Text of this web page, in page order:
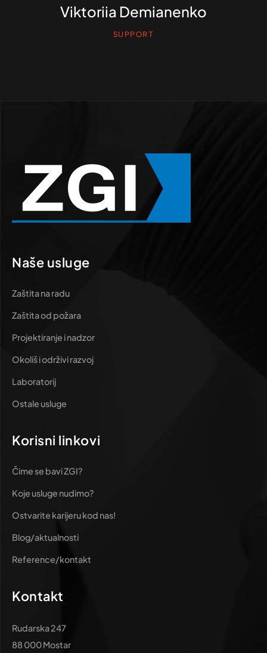
Viktoriia Demianenko
SUPPORT
Naše usluge
Zaštita na radu
Zaštita od požara
Projektiranje i nadzor
Okoliš i održivi razvoj
Laboratorij
Ostale usluge
Korisni linkovi
Čime se bavi ZGI?
Koje usluge nudimo?
Ostvarite karijeru kod nas!
Blog/aktualnosti
Reference/kontakt
Kontakt
Rudarska 247
88 000 Mostar